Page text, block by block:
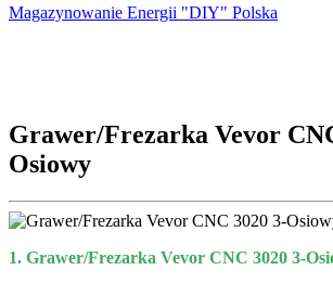
Magazynowanie Energii "DIY" Polska
Grawer/Frezarka Vevor
Osiowy
1. Grawer/Frezarka Vevor CNC 3020 3-